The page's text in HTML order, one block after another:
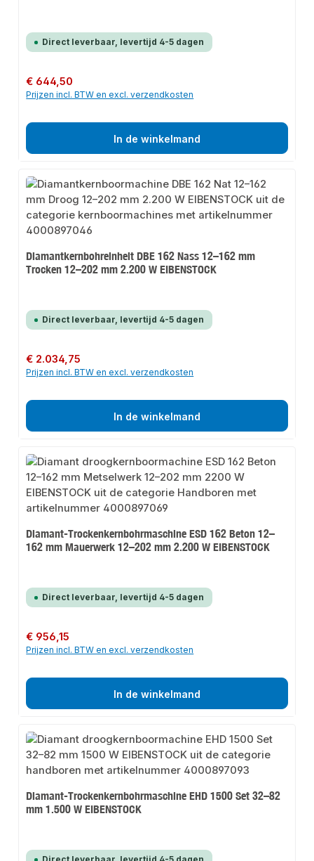
Direct leverbaar, levertijd 4-5 dagen
Normale prijs:
€ 644,50
Prijzen incl. BTW en excl. verzendkosten
In de winkelmand
Diamantkernbohreinheit DBE 162 Nass 12–162 mm
Trocken 12–202 mm 2.200 W EIBENSTOCK
Direct leverbaar, levertijd 4-5 dagen
Normale prijs:
€ 2.034,75
Prijzen incl. BTW en excl. verzendkosten
In de winkelmand
Diamant-Trockenkernbohrmaschine ESD 162 Beton 12–
162 mm Mauerwerk 12–202 mm 2.200 W EIBENSTOCK
Direct leverbaar, levertijd 4-5 dagen
Normale prijs:
€ 956,15
Prijzen incl. BTW en excl. verzendkosten
In de winkelmand
Diamant-Trockenkernbohrmaschine EHD 1500 Set 32–82
mm 1.500 W EIBENSTOCK